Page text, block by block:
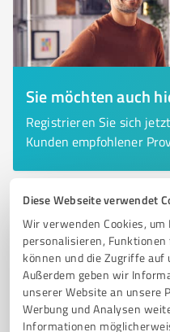
Diese Webseite verwendet
Wir verwenden Cookies,
personalisieren,
können und die Zugriffe auf
Außerdem geben wir
unserer Website an unsere
Werbung und Analysen
Informationen
Sie möchten auch
Registrieren Sie sich
Kunden empfohlener
köhler consulting
Mühlbauer
Professionelle
für Führungskräfte und